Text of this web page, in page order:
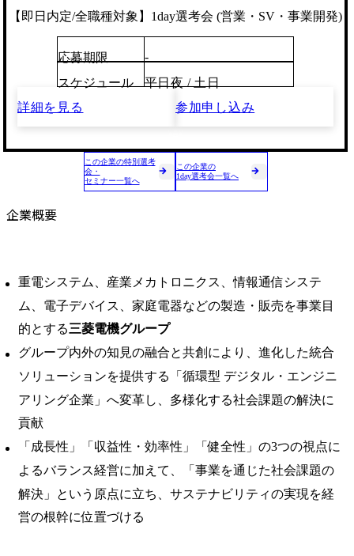
【即日内定/全職種対象】1day選考会 (営業・SV・事業開発)
応募期限
-
スケジュール
平日夜 / 土日
詳細を見る
参加申し込み
この企業の特別選考
会・
セミナー一覧へ
この企業の
1day選考会一覧へ
企業概要
重電システム、産業メカトロニクス、情報通信システ
ム、電子デバイス、家庭電器などの製造・販売を事業目
的とする三菱電機グループ
グループ内外の知見の融合と共創により、進化した統合
ソリューションを提供する「循環型 デジタル・エンジニ
アリング企業」へ変革し、多様化する社会課題の解決に
貢献
「成長性」「収益性・効率性」「健全性」の3つの視点に
よるバランス経営に加えて、「事業を通じた社会課題の
解決」という原点に立ち、サステナビリティの実現を経
営の根幹に位置づける